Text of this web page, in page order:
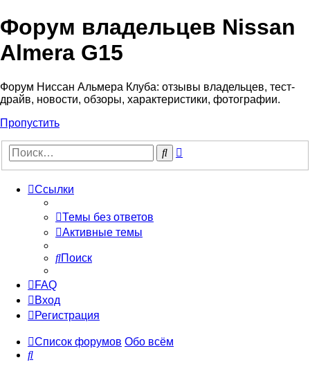
Форум владельцев Nissan
Almera G15
Форум Ниссан Альмера Клуба: отзывы владельцев, тест-
драйв, новости, обзоры, характеристики, фотографии.
Пропустить
Поиск
Ссылки
Темы без ответов
Активные темы
Поиск
FAQ
Вход
Регистрация
Список форумов Обо всём
Поиск